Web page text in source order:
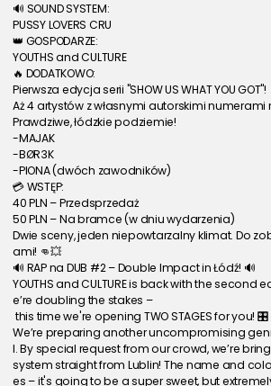
🔊 SOUND SYSTEM:
PUSSY LOVERS CRU
👑 GOSPODARZE:
YOUTHS and CULTURE
🔥 DODATKOWO:
Pierwsza edycja serii "SHOW US WHAT YOU GOT"!
Aż 4 artystów z własnymi autorskimi
Prawdziwe, łódzkie podziemie!
-MAJAK
-BØR3K
-PIONA (dwóch zawodników)
💳 WSTĘP:
40 PLN – Przedsprzedaż
50 PLN – Na bramce (w dniu wydarzenia)
Dwie sceny, jeden niepowtarzalny klimat. Do
ami! 👊💥
🔊 RAP na DUB #2 – Double Impact in Łódź! 🔊
YOUTHS and CULTURE is back with the second
e’re doubling the stakes –
this time we're opening TWO STAGES for you! 🎛️
We’re preparing another uncompromising
l. By special request from our crowd, we’re
system straight from Lublin! The name and
es – it's going to be a super sweet, but